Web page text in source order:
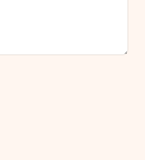
vam bodo z veseljem
in ga lahko vedno najdete
da lahko darilo
česar bo resnično